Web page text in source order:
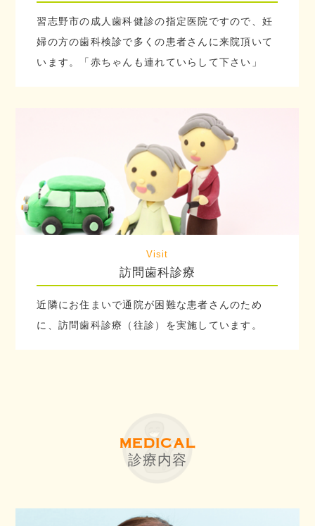
習志野市の成人歯科健診の指定医院ですので、妊
婦の方の歯科検診で多くの患者さんに来院頂いて
います。「赤ちゃんも連れていらして下さい」
Visit
訪問歯科診療
近隣にお住まいで通院が困難な患者さんのため
に、訪問歯科診療（往診）を実施しています。
MEDICAL
診療内容